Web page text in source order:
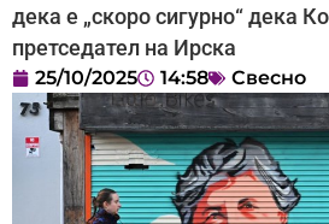
дека е „скоро сигурно“ дека
претседател на Ирска
25/10/2025 14:58 Свесно